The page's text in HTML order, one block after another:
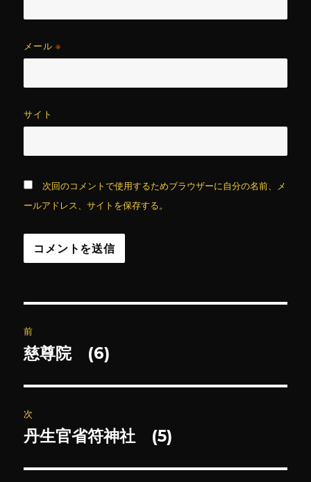
メール※
サイト
次回のコメントで使用するためブラウザーに自分の名前、メ
ールアドレス、サイトを保存する。
稿
ビ
ゲ
ー
前
前
投
稿:
慈尊院 (6)
次
次
投
丹生官省符神社 (5)